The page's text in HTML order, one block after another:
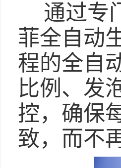
通过专
菲全自动
程的全自
比例、发
控，确保
致，而不